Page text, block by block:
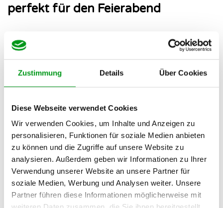
Zustimmung Details Über Cookies
Diese Webseite verwendet Cookies
Wir verwenden Cookies, um Inhalte und Anzeigen zu
personalisieren, Funktionen für soziale Medien anbieten
zu können und die Zugriffe auf unsere Website zu
analysieren. Außerdem geben wir Informationen zu Ihrer
Verwendung unserer Website an unsere Partner für
soziale Medien, Werbung und Analysen weiter. Unsere
Partner führen diese Informationen möglicherweise mit
perfekt für den Feierabend
Wenn ihr euch spontan nach der Arbeit trefft, ist der
Stadtgarten Essen
direkt hinter der Philharmonie eine
clevere Wahl. Er ist super zentral gelegen und vom
Hauptbahnhof aus schnell zu Fuß zu erreichen.
Rüttenscheider Stern – wir können hierfür zum Beispiel die
Kaffeerösterei RöstArtoder dasKaffeesauruswärmstens
empfehlen. So habt ihr beim Spazieren direkt etwas in der
Hand und könnt die urbane, aber dennoch grüne Stimmung
mitten in der Stadt genießen.
Was du für ein gelungenes